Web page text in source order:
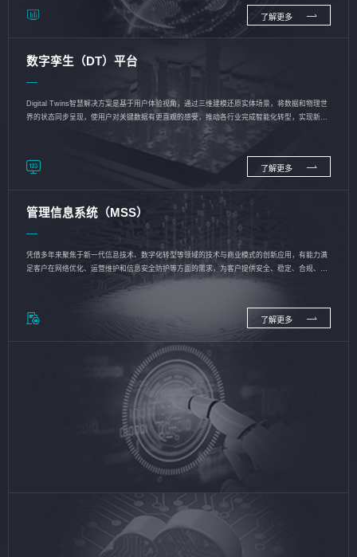
了解更多
数字孪生（DT）平台
Digital Twins智慧解决方案是基于用户体验视角，通过三维建模还原实体场景，将数据和物理世
界的状态同步呈现，使用户对关键数据有更直观的感受，推动各行业完成智能化转型，实现新旧
了解更多
管理信息系统（MSS）
凭借多年来聚焦于新一代信息技术、数字化转型等领域的技术与商业模式的创新应用，有能力满
足客户在网络优化、运营维护和信息安全防护等方面的需求，为客户提供安全、稳定、合规、持
了解更多